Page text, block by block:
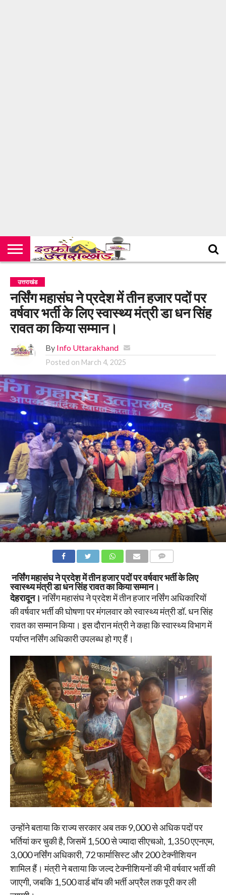
उत्तराखंड
नर्सिंग महासंघ ने प्रदेश में तीन हजार पदों पर
वर्षवार भर्ती के लिए स्वास्थ्य मंत्री डा धन सिंह
रावत का किया सम्मान।
By Info Uttarakhand
Posted on March 4, 2025
नर्सिंग महासंघ ने प्रदेश में तीन हजार पदों पर वर्षवार भर्ती के लिए
स्वास्थ्य मंत्री डा धन सिंह रावत का किया सम्मान।
देहरादून। नर्सिंग महासंघ ने प्रदेश में तीन हजार नर्सिंग अधिकारियों
की वर्षवार भर्ती की घोषणा पर मंगलवार को स्वास्थ्य मंत्री डॉ. धन सिंह
रावत का सम्मान किया। इस दौरान मंत्री ने कहा कि स्वास्थ्य विभाग में
पर्याप्त नर्सिंग अधिकारी उपलब्ध हो गए हैं।
उन्होंने बताया कि राज्य सरकार अब तक 9,000 से अधिक पदों पर
भर्तियां कर चुकी है, जिसमें 1,500 से ज्यादा सीएचओ, 1,350 एएनएम,
3,000 नर्सिंग अधिकारी, 72 फार्मासिस्ट और 200 टेक्नीशियन
शामिल हैं। मंत्री ने बताया कि जल्द टेक्नीशियनों की भी वर्षवार भर्ती की
जाएगी, जबकि 1,500 वार्ड बॉय की भर्ती अप्रैल तक पूरी कर ली